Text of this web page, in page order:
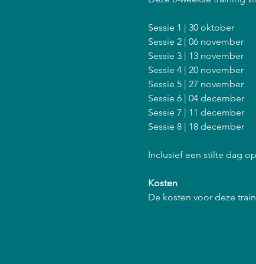
Sessie 1 | 30 oktober
Sessie 2 | 06 november
Sessie 3 | 13 november
Sessie 4 | 20 november
Sessie 5 | 27 november
Sessie 6 | 04 december
Sessie 7 | 11 december
Sessie 8 | 18 december
Inclusief een stilte dag
Kosten
De kosten voor deze